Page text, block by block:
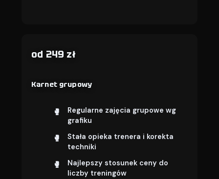
od 249 zł
Karnet grupowy
Regularne zajęcia grupowe wg
grafiku
Stała opieka trenera i korekta
techniki
Najlepszy stosunek ceny do
liczby treningów